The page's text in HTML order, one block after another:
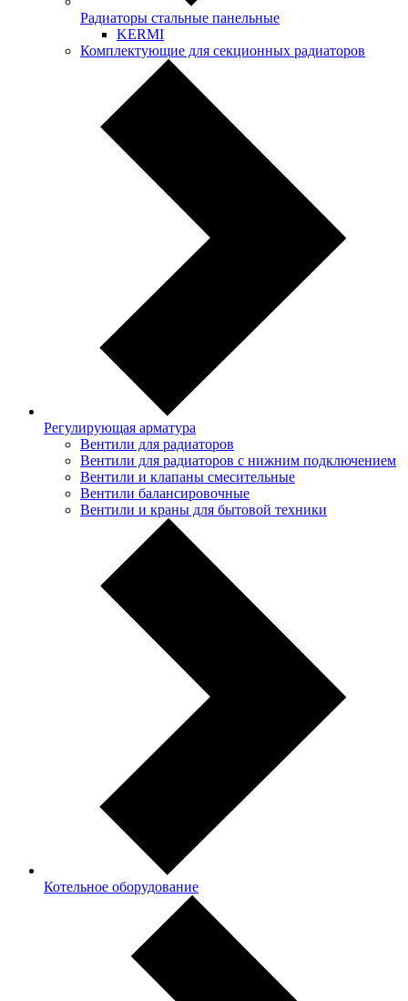
Радиаторы стальные панельные
KERMI
Комплектующие для секционных радиаторов
Регулирующая арматура
Вентили для радиаторов
Вентили для радиаторов с нижним подключением
Вентили и клапаны смесительные
Вентили балансировочные
Вентили и краны для бытовой техники
Котельное оборудование